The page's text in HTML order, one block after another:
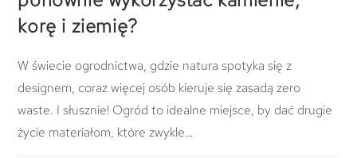
korę i ziemię?
W świecie ogrodnictwa, gdzie natura spotyka się z
designem, coraz więcej osób kieruje się zasadą zero
waste. I słusznie! Ogród to idealne miejsce, by dać drugie
życie materiałom, które zwykle…